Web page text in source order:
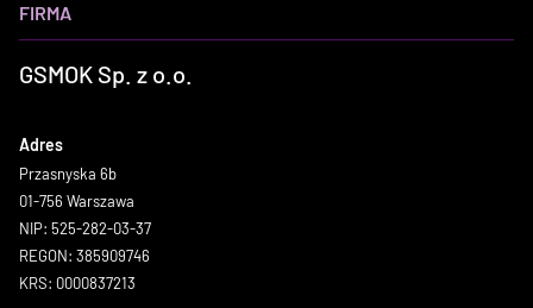
FIRMA
GSMOK Sp. z o.o.
Adres
Przasnyska 6b
01-756 Warszawa
NIP: 525-282-03-37
REGON: 385909746
KRS: 0000837213